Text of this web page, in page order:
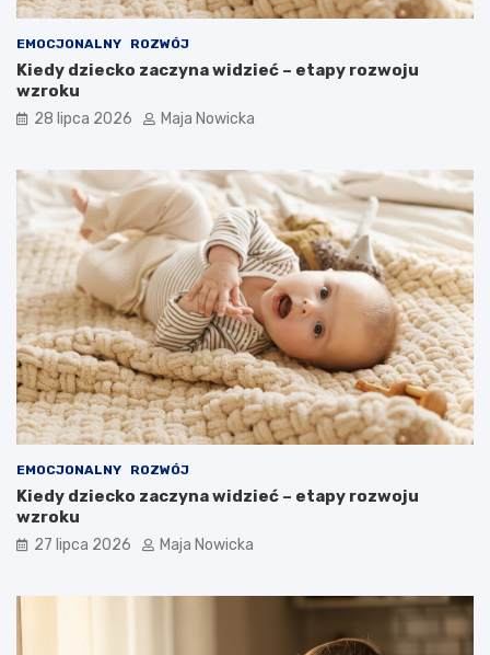
EMOCJONALNY ROZWÓJ
Kiedy dziecko zaczyna widzieć – etapy rozwoju
wzroku
28 lipca 2026 Maja Nowicka
EMOCJONALNY ROZWÓJ
Kiedy dziecko zaczyna widzieć – etapy rozwoju
wzroku
27 lipca 2026 Maja Nowicka